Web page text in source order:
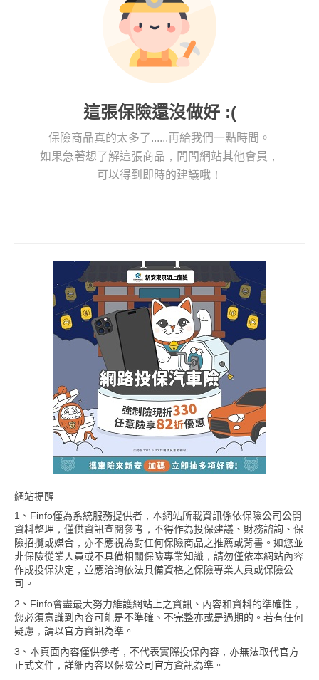
這張保險還沒做好 :(
保險商品真的太多了......再給我們一點時間。
如果急著想了解這張商品，問問網站其他會員，
可以得到即時的建議哦！
網站提醒
1、Finfo僅為系統服務提供者，本網站所載資訊係依保險公司公開
資料整理，僅供資訊查閱參考，不得作為投保建議、財務諮詢、保
險招攬或媒合，亦不應視為對任何保險商品之推薦或背書。如您並
非保險從業人員或不具備相關保險專業知識，請勿僅依本網站內容
作成投保決定，並應洽詢依法具備資格之保險專業人員或保險公
司。
2、Finfo會盡最大努力維護網站上之資訊、內容和資料的準確性，
您必須意識到內容可能是不準確、不完整亦或是過期的。若有任何
疑慮，請以官方資訊為準。
3、本頁面內容僅供參考，不代表實際投保內容，亦無法取代官方
正式文件，詳細內容以保險公司官方資訊為準。